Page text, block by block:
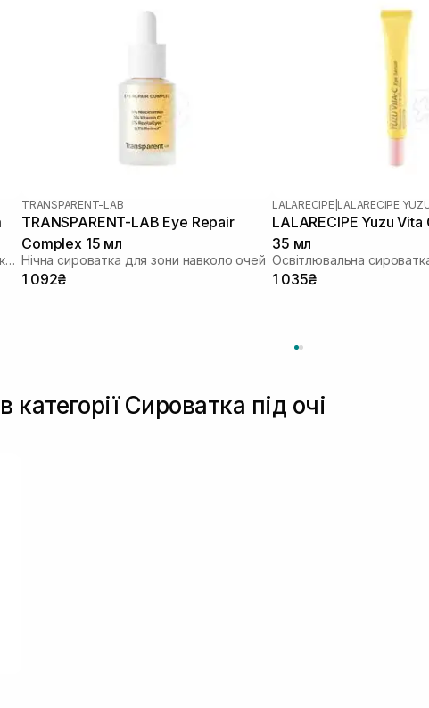
Сироватка для шкіри навколо очей з колагеном
TRANSPARENT-LAB
TRANSPARENT-LAB Eye Repair
Complex 15 мл
Нічна сироватка для зони навколо очей
1 092₴
LALARECIPE LALARECIPE
LALARECIPE Yuzu Vita
35 мл
1 035₴
Сироватка під очі